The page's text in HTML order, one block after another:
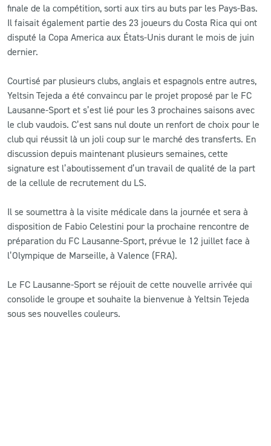
LS E-SHOP
L’APP DU LS
MATCH DES CELEBRITES
PRESSE ET MEDIAS
finale de la compétition, sorti aux tirs au buts par les Pays-Bas.
Il faisait également partie des 23 joueurs du Costa Rica qui ont
disputé la Copa America aux États-Unis durant le mois de juin
dernier.
Courtisé par plusieurs clubs, anglais et espagnols entre autres,
Yeltsin Tejeda a été convaincu par le projet proposé par le FC
Lausanne-Sport et s’est lié pour les 3 prochaines saisons avec
le club vaudois. C’est sans nul doute un renfort de choix pour le
club qui réussit là un joli coup sur le marché des transferts. En
discussion depuis maintenant plusieurs semaines, cette
signature est l’aboutissement d’un travail de qualité de la part
de la cellule de recrutement du LS.
Il se soumettra à la visite médicale dans la journée et sera à
disposition de Fabio Celestini pour la prochaine rencontre de
préparation du FC Lausanne-Sport, prévue le 12 juillet face à
l’Olympique de Marseille, à Valence (FRA).
Le FC Lausanne-Sport se réjouit de cette nouvelle arrivée qui
consolide le groupe et souhaite la bienvenue à Yeltsin Tejeda
sous ses nouvelles couleurs.